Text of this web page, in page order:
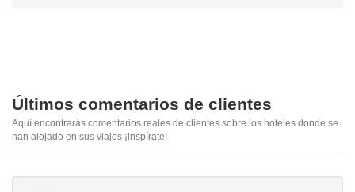
Últimos comentarios de clientes
Aquí encontrarás comentarios reales de clientes sobre los hoteles donde se
han alojado en sus viajes ¡inspírate!